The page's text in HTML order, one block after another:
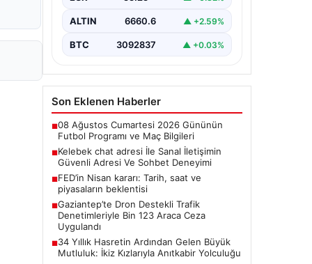
şekilde iletişim sağlaması büyük bir
ALTIN 6660.6 ▲ +2.59%
BTC 3092837 ▲ +0.03%
Son Eklenen Haberler
■08 Ağustos Cumartesi 2026 Gününün
Futbol Programı ve Maç Bilgileri
■Kelebek chat adresi İle Sanal İletişimin
Güvenli Adresi Ve Sohbet Deneyimi
■FED’in Nisan kararı: Tarih, saat ve
piyasaların beklentisi
■Gaziantep’te Dron Destekli Trafik
Denetimleriyle Bin 123 Araca Ceza
Uygulandı
■34 Yıllık Hasretin Ardından Gelen Büyük
Mutluluk: İkiz Kızlarıyla Anıtkabir Yolculuğu